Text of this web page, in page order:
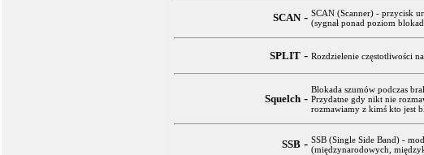
SCAN - SCAN (Scanner) - przycisk
(sygnał ponad poziom
SPLIT - Rozdzielenie częstotliwości
Squelch -
Blokada szumów podczas
Przydatne gdy nikt nie
rozmawiamy z kimś kto jest
SSB - SSB (Single Side Band) -
(międzynarodowych,